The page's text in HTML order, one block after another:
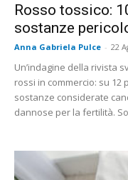
Rosso tossico:
sostanze
Anna Gabriela Pulce - 22
Un’indagine della rivista
rossi in commercio: su
sostanze considerate
dannose per la fertilità.